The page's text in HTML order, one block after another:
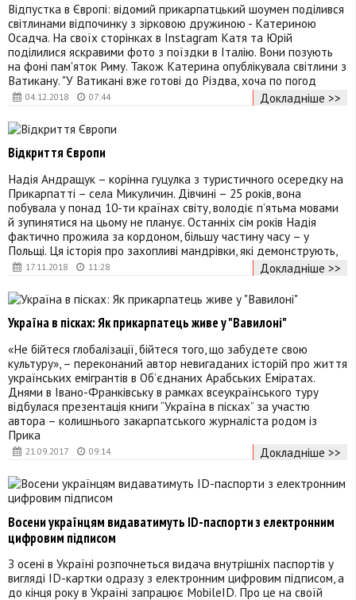
04.12.2018 07:44
Відпустка в Європі: відомий прикарпатцький шоумен поділився
світлинами відпочинку з зірковою дружиною - Катериною
Осадча. На своїх сторінках в Instagram Катя та Юрій
поділилися яскравими фото з поїздки в Італію. Вони позують
на фоні пам'яток Риму. Також Катерина опублікувала світлини з
Ватикану. "У Ватикані вже готові до Різдва, хоча по погод
Докладніше >>
17.11.2018 11:28
Відкриття Європи
Надія Андращук – корінна гуцулка з туристичного осередку на
Прикарпатті – села Микуличин. Дівчині – 25 років, вона
побувала у понад 10-ти країнах світу, володіє п’ятьма мовами
й зупинятися на цьому не планує. Останніх сім років Надія
фактично прожила за кордоном, більшу частину часу – у
Польщі. Ця історія про захопливі мандрівки, які демонструють,
Докладніше >>
21.09.2017 09:14
Україна в пісках: Як прикарпатець живе у "Вавилоні"
«Не бійтеся глобалізації, бійтеся того, що забудете свою
культуру», – переконаний автор невигаданих історій про життя
українських емігрантів в Об’єднаних Арабських Еміратах.
Днями в Івано-Франківську в рамках всеукраїнського туру
відбулася презентація книги “Україна в пісках” за участю
автора – колишнього закарпатського журналіста родом із
Прика
Докладніше >>
Восени українцям видаватимуть ID-паспорти з електронним
цифровим підписом
З осені в Україні розпочнеться видача внутрішніх паспортів у
вигляді ID-картки одразу з електронним цифровим підписом, а
до кінця року в Україні запрацює MobileID. Про це на своїй